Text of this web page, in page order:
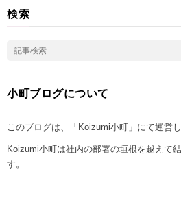
検索
小町ブログについて
このブログは、「Koizumi小町」にて運営し
Koizumi小町は社内の部署の垣根を越えて
す。